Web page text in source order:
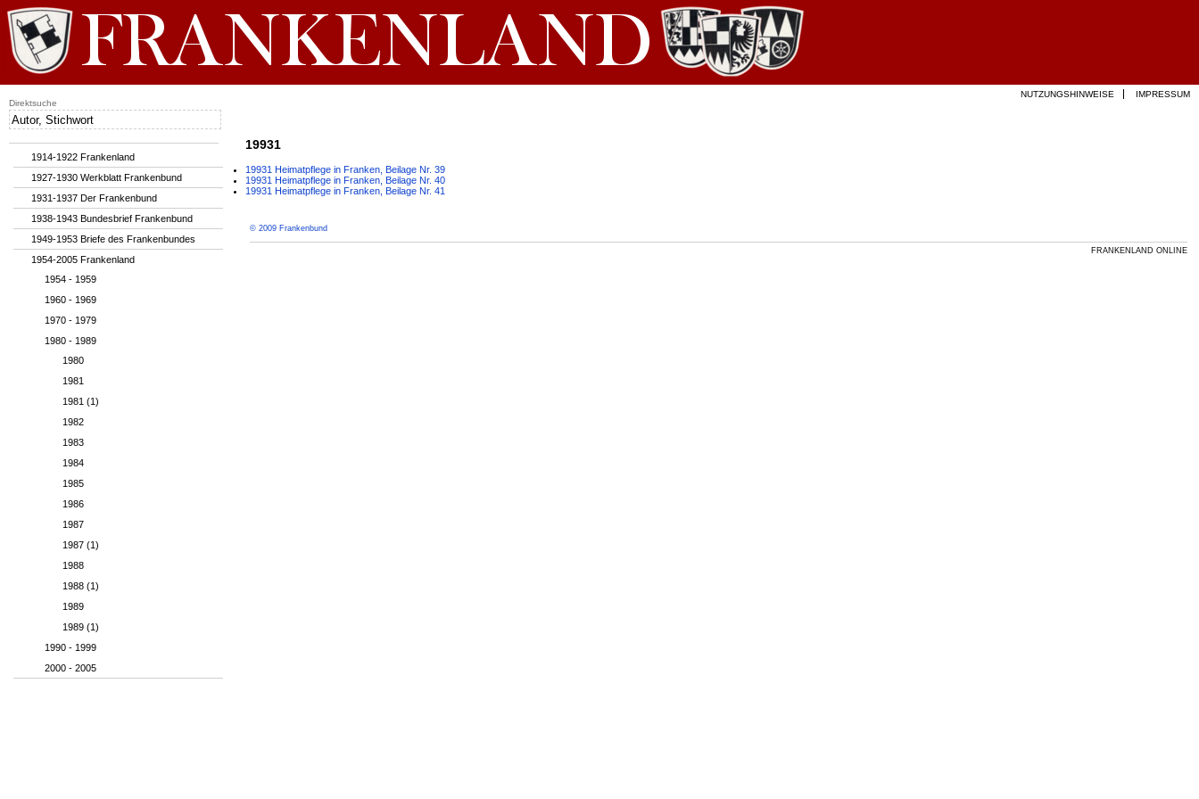
19931
19931 Heimatpflege in Franken, Beilage Nr. 39
19931 Heimatpflege in Franken, Beilage Nr. 40
19931 Heimatpflege in Franken, Beilage Nr. 41
© 2009 Frankenbund
FRANKENLAND ONLINE
1914-1922 Frankenland
1927-1930 Werkblatt Frankenbund
1931-1937 Der Frankenbund
1938-1943 Bundesbrief Frankenbund
1949-1953 Briefe des Frankenbundes
1954-2005 Frankenland
1954 - 1959
1960 - 1969
1970 - 1979
1980 - 1989
1980
1981
1981 (1)
1982
1983
1984
1985
1986
1987
1987 (1)
1988
1988 (1)
1989
1989 (1)
1990 - 1999
2000 - 2005
NUTZUNGSHINWEISE
IMPRESSUM
Direktsuche